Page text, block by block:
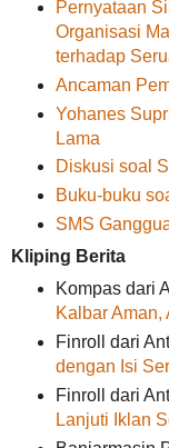
Pernyataan
Organisasi
terhadap
Ancaman
Yohanes
Lama
Diskusi soal
Buku-buku
SMS
Kliping Berita
Kompas dari
Kalbar Aman,
Finroll dari
dengan Isi
Finroll dari
Lanjuti Iklan